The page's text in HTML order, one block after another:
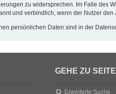
zu widersprechen. Im Falle des
und verbindlich, wenn der Nutzer den
persönlichen Daten sind in der
GEHE ZU SEITE
Erweiterte Suche